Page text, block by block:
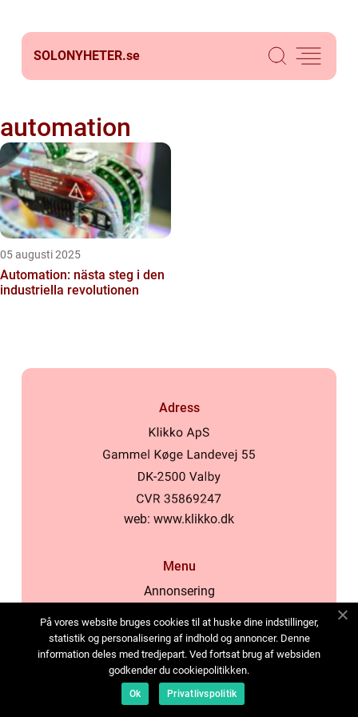
SOLONYHETER.se
automation
05 augusti 2025
Automation: nästa steg i den
industriella revolutionen
Adress
web: www.klikko.dk
Menu
Annonsering
Cookies
Kontakta oss
Sitemap
På vores website bruges cookies til at huske dine indstillinger,
statistik og personalisering af indhold og annoncer. Denne
information deles med tredjepart. Ved fortsat brug af websiden
godkender du cookiepolitikken.
Ok Privatlivspolitik